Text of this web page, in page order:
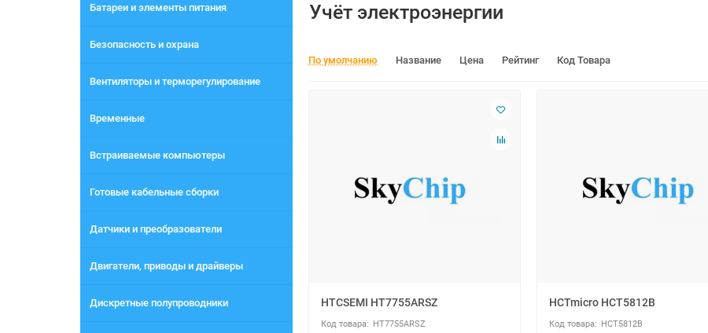
Батареи и элементы питания
Безопасность и охрана
Вентиляторы и терморегулирование
Временные
Встраиваемые компьютеры
Готовые кабельные сборки
Датчики и преобразователи
Двигатели, приводы и драйверы
Дискретные полупроводники
Учёт электроэнергии
По умолчанию Название Цена Рейтинг Код Товара
HTCSEMI HT7755ARSZ
HT7755ARSZ
HCTmicro HCT5812B
HCT5812B